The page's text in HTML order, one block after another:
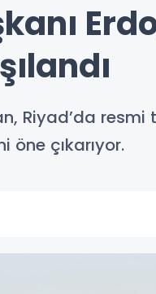
Riyad’da
öne çıkarıyor.